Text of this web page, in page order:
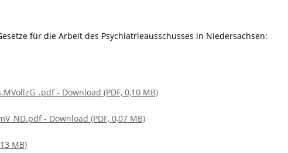
für die Arbeit des Psychiatrieausschusses in Niedersachsen:
- Download (PDF, 0,10 MB)
- Download (PDF, 0,07 MB)
MB)